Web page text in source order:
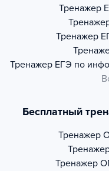
Тренажер
Тренажер
Тренажер ЕГЭ по
Бесплатный
Тренажер
Тренажер